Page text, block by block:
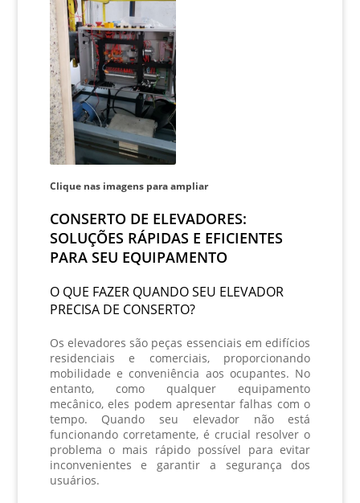
Clique nas imagens para ampliar
CONSERTO DE ELEVADORES:
SOLUÇÕES RÁPIDAS E EFICIENTES
PARA SEU EQUIPAMENTO
O QUE FAZER QUANDO SEU ELEVADOR
PRECISA DE CONSERTO?
Os elevadores são peças essenciais em edifícios
residenciais e comerciais, proporcionando
mobilidade e conveniência aos ocupantes. No
entanto, como qualquer equipamento
mecânico, eles podem apresentar falhas com o
tempo. Quando seu elevador não está
funcionando corretamente, é crucial resolver o
problema o mais rápido possível para evitar
inconvenientes e garantir a segurança dos
usuários.